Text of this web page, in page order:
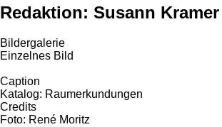
Redaktion: Susann
Bildergalerie
Einzelnes Bild
Caption
Katalog: Raumerkundungen
Credits
Foto: René Moritz